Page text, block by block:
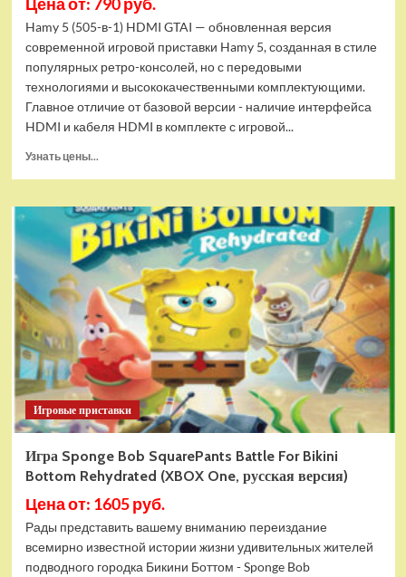
Hamy 5 (505-в-1) HDMI GTAI — обновленная версия
современной игровой приставки Hamy 5, созданная в стиле
популярных ретро-консолей, но с передовыми
технологиями и высококачественными комплектующими.
Главное отличие от базовой версии - наличие интерфейса
HDMI и кабеля HDMI в комплекте с игровой...
Узнать цены...
Игровая
приставка
Hamy
5
(505-
в-1)
HDMI
GTA
Игровые приставки
Игра Sponge Bob SquarePants Battle For Bikini
Bottom Rehydrated (XBOX One, русская версия)
Цена от: 1605 руб.
Рады представить вашему вниманию переиздание
всемирно известной истории жизни удивительных жителей
подводного городка Бикини Боттом - Sponge Bob